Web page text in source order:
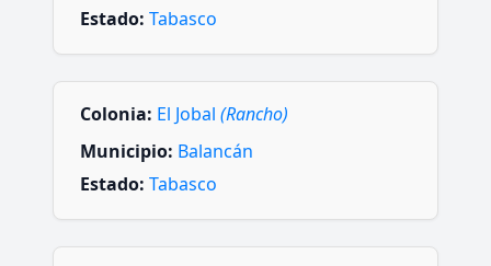
Estado: Tabasco
Colonia: El Jobal (Rancho)
Municipio: Balancán
Estado: Tabasco